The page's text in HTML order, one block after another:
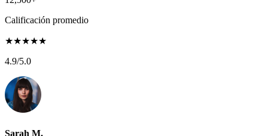
Calificación promedio
★★★★★
4.9/5.0
Sarah M.